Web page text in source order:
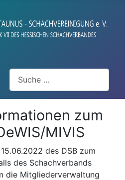
Suchen
zum
MIVIS
des DSB zum
des Schachverbands
die Mitgliederverwaltung